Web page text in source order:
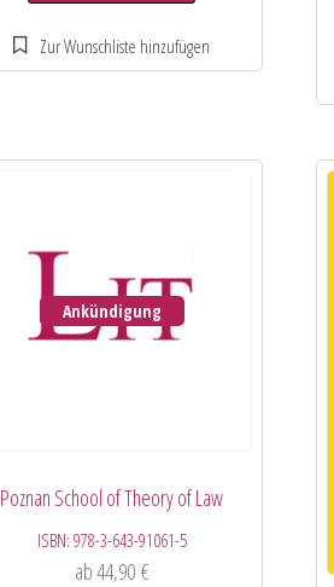
Ankündigung
Poznan School of Theory of Law
ISBN: 978-3-643-91061-5
ab44,90 €